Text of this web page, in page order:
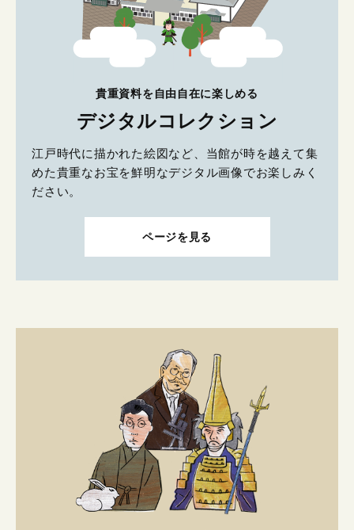
貴重資料を自由自在に楽しめる
デジタルコレクション
江戸時代に描かれた絵図など、当館が時を越えて集
めた貴重なお宝を鮮明なデジタル画像でお楽しみく
ださい。
ページを見る